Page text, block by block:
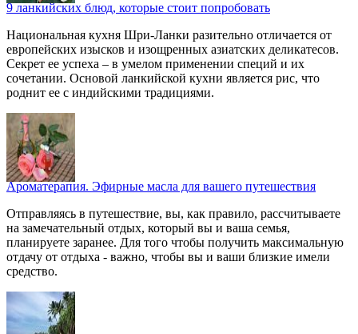
9 ланкийских блюд, которые стоит попробовать
Национальная кухня Шри-Ланки разительно отличается от
европейских изысков и изощренных азиатских деликатесов.
Секрет ее успеха – в умелом применении специй и их
сочетании. Основой ланкийской кухни является рис, что
роднит ее с индийскими традициями.
Ароматерапия. Эфирные масла для вашего путешествия
Отправляясь в путешествие, вы, как правило, рассчитываете
на замечательный отдых, который вы и ваша семья,
планируете заранее. Для того чтобы получить максимальную
отдачу от отдыха - важно, чтобы вы и ваши близкие имели
средство.